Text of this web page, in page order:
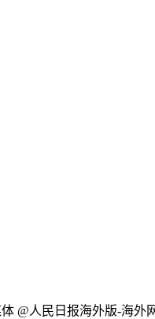
@人民日报海外版-海外